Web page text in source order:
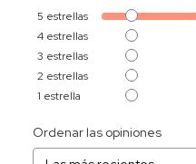
5 estrellas
4 estrellas
3 estrellas
2 estrellas
1 estrella
Ordenar las opiniones